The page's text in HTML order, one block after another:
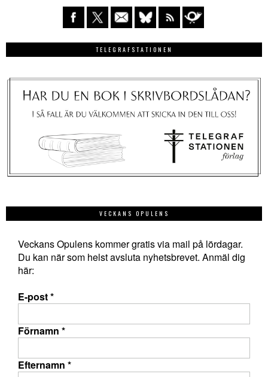
TELEGRAFSTATIONEN
VECKANS OPULENS
Veckans Opulens kommer gratis via mail på lördagar.
Du kan när som helst avsluta nyhetsbrevet. Anmäl dig
här:
E-post*
Förnamn *
Efternamn *